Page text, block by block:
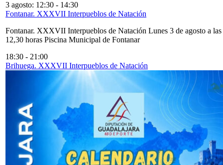
3 agosto: 12:30 - 14:30
Fontanar. XXXVII Interpueblos de Natación
Fontanar. XXXVII Interpueblos de Natación Lunes 3 de agosto a las
12,30 horas Piscina Municipal de Fontanar
18:30 - 21:00
Brihuega. XXXVII Interpueblos de Natación